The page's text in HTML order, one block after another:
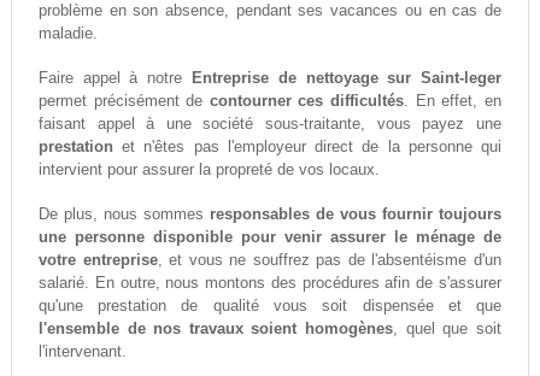
problème en son absence, pendant ses vacances ou en cas de
maladie.
Faire appel à notre
Entreprise de nettoyage sur Saint-leger
permet précisément de contourner ces difficultés. En effet, en
faisant appel à une société sous-traitante, vous payez une
prestation et n'êtes pas l'employeur direct de la personne qui
intervient pour assurer la propreté de vos locaux.
De plus, nous sommes responsables de vous fournir toujours
une personne disponible pour venir assurer le ménage de
votre entreprise, et vous ne souffrez pas de l'absentéisme d'un
salarié. En outre, nous montons des procédures afin de s'assurer
qu'une prestation de qualité vous soit dispensée et que
l'ensemble de nos travaux soient homogènes, quel que soit
l'intervenant.